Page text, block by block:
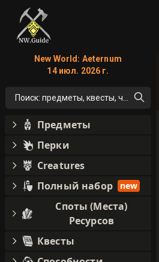
New World: Aeternum
14 июл. 2026 г.
Поиск: предметы, квесты, что угодно!
Предметы
Перки
Creatures
Полный набор
new
Споты (Места)
Ресурсов
Квесты